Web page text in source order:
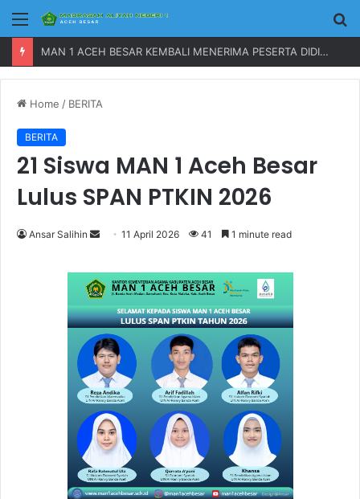
Menu
MAN 1 ACEH BESAR KEMBALI MENERIMA PESERTA DIDIK BARU TAHUN 2023
Home / BERITA
BERITA
21 Siswa MAN 1 Aceh Besar
Lulus SPAN PTKIN 2026
Ansar Salihin
n
d
a
n
e
m
a
i
l
11 April 2026 41 1 minute read